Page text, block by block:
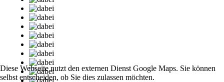
Diese Webseite nutzt den externen Dienst Google Maps. Sie können
selbst entscheiden, ob Sie dies zulassen möchten.